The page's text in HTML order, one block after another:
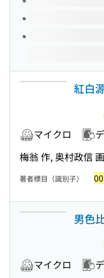
紅白
マイクロ
梅翁 作, 奥村政信 画
著者標目（識別子）
男色
マイクロ